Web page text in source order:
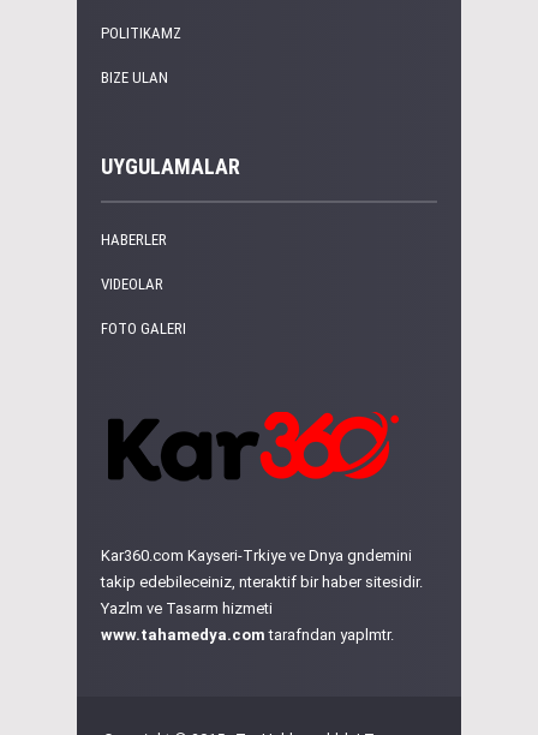
POLITIKAMZ
BIZE ULAN
UYGULAMALAR
HABERLER
VIDEOLAR
FOTO GALERI
Kar360.com Kayseri-Trkiye ve Dnya gndemini
takip edebileceiniz, nteraktif bir haber sitesidir.
Yazlm ve Tasarm hizmeti
www.tahamedya.com tarafndan yaplmtr.